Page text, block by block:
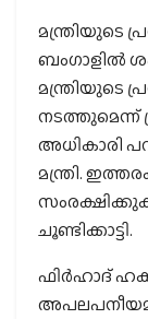
മന്ത്രിയുടെ
ബംഗാളില്‍
മന്ത്രിയുടെ
നടത്തുമെന്ന്
അധികാരി
മന്ത്രി.
ചൂണ്ടിക്കാട്ടി.
ഫിര്‍ഹാദ്